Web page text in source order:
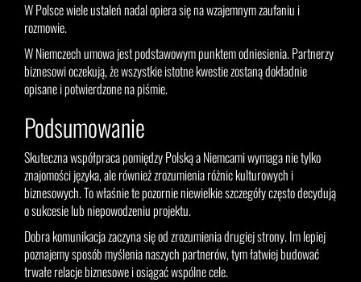
W Polsce wiele ustaleń nadal opiera się na wzajemnym zaufaniu i
rozmowie.
W Niemczech umowa jest podstawowym punktem odniesienia. Partnerzy
biznesowi oczekują, że wszystkie istotne kwestie zostaną dokładnie
opisane i potwierdzone na piśmie.
Podsumowanie
Skuteczna współpraca pomiędzy Polską a Niemcami wymaga nie tylko
znajomości języka, ale również zrozumienia różnic kulturowych i
biznesowych. To właśnie te pozornie niewielkie szczegóły często decydują
o sukcesie lub niepowodzeniu projektu.
Dobra komunikacja zaczyna się od zrozumienia drugiej strony. Im lepiej
poznajemy sposób myślenia naszych partnerów, tym łatwiej budować
trwałe relacje biznesowe i osiągać wspólne cele.